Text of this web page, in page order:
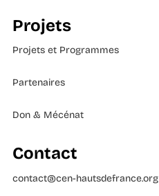
Projets
Projets et Programmes
Partenaires
Don & Mécénat
Contact
contact@cen-hautsdefrance.org